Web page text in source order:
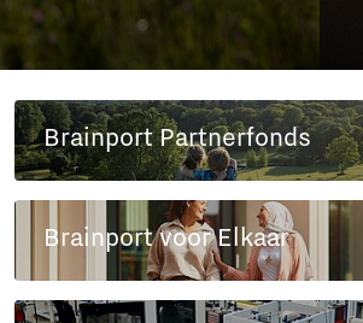
Brainport Partnerfonds
Brainport voor Elkaar